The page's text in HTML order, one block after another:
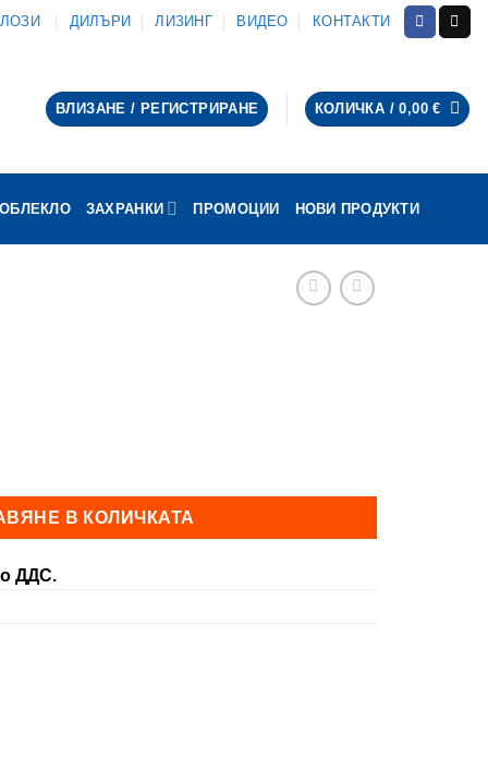
ДИЛЪРИ ЛИЗИНГ ВИДЕО КОНТАКТИ
ВЛИЗАНЕ / РЕГИСТРИРАНЕ КОЛИЧКА /0,00€
ОБЛЕКЛО ЗАХРАНКИ ПРОМОЦИИ НОВИ ПРОДУКТИ
В КОЛИЧКАТА
ДДС.